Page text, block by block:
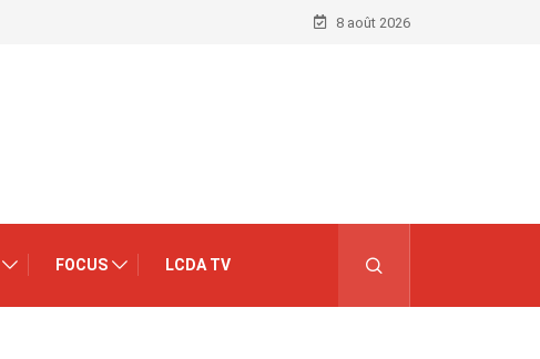
8 août 2026
FOCUS LCDA TV